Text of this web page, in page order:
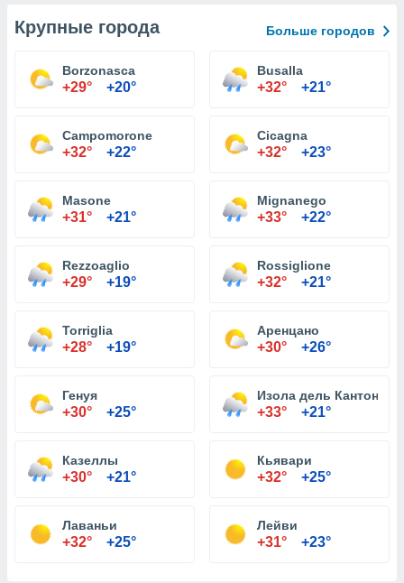
Крупные города Больше городов
Borzonasca
+29° +20°
Busalla
+32° +21°
Campomorone
+32° +22°
Cicagna
+32° +23°
Masone
+31° +21°
Mignanego
+33° +22°
Rezzoaglio
+29° +19°
Rossiglione
+32° +21°
Torriglia
+28° +19°
Аренцано
+30° +26°
Генуя
+30° +25°
Изола дель Кантоне
+33° +21°
Казеллы
+30° +21°
Кьявари
+32° +25°
Лаваньи
+32° +25°
Лейви
+31° +23°